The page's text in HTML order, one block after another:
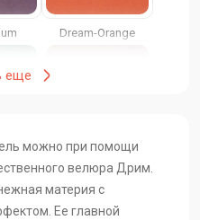
Dream-Orange
Dream-Grafit
еще
можно при помощи
велюра Дрим.
материя с
Ее главной